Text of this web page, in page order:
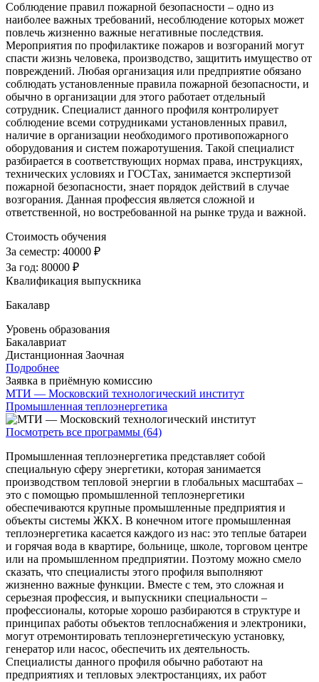
Соблюдение правил пожарной безопасности – одно из
наиболее важных требований, несоблюдение которых может
повлечь жизненно важные негативные последствия.
Мероприятия по профилактике пожаров и возгораний могут
спасти жизнь человека, производство, защитить имущество от
повреждений. Любая организация или предприятие обязано
соблюдать установленные правила пожарной безопасности, и
обычно в организации для этого работает отдельный
сотрудник. Специалист данного профиля контролирует
соблюдение всеми сотрудниками установленных правил,
наличие в организации необходимого противопожарного
оборудования и систем пожаротушения. Такой специалист
разбирается в соответствующих нормах права, инструкциях,
технических условиях и ГОСТах, занимается экспертизой
пожарной безопасности, знает порядок действий в случае
возгорания. Данная профессия является сложной и
ответственной, но востребованной на рынке труда и важной.
Стоимость обучения
За семестр: 40000 ₽
За год: 80000 ₽
Квалификация выпускника
Бакалавр
Уровень образования
Бакалавриат
Дистанционная Заочная
Подробнее
Заявка в приёмную комиссию
МТИ — Московский технологический институт
Промышленная теплоэнергетика
Посмотреть все программы (64)
Промышленная теплоэнергетика представляет собой
специальную сферу энергетики, которая занимается
производством тепловой энергии в глобальных масштабах –
это с помощью промышленной теплоэнергетики
обеспечиваются крупные промышленные предприятия и
объекты системы ЖКХ. В конечном итоге промышленная
теплоэнергетика касается каждого из нас: это теплые батареи
и горячая вода в квартире, больнице, школе, торговом центре
или на промышленном предприятии. Поэтому можно смело
сказать, что специалисты этого профиля выполняют
жизненно важные функции. Вместе с тем, это сложная и
серьезная профессия, и выпускники специальности –
профессионалы, которые хорошо разбираются в структуре и
принципах работы объектов теплоснабжения и электроники,
могут отремонтировать теплоэнергетическую установку,
генератор или насос, обеспечить их деятельность.
Специалисты данного профиля обычно работают на
предприятиях и тепловых электростанциях, их работ